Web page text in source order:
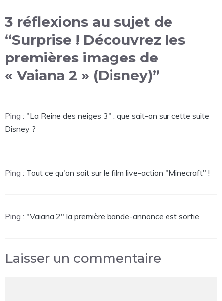
3 réflexions au sujet de
“Surprise ! Découvrez les
premières images de
« Vaiana 2 » (Disney)”
Ping : "La Reine des neiges 3" : que sait-on sur cette suite
Disney ?
Ping : Tout ce qu'on sait sur le film live-action "Minecraft" !
Ping : "Vaiana 2" la première bande-annonce est sortie
Laisser un commentaire